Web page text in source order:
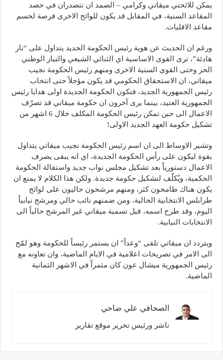
يمكن للائحتي ميقاتي وكرامي – الصمد ان تتصدران في حصد
المقاعد السنية، في المقابل قد يكون للوائح الاخرى فرصة لحسم
مقاعد الاقليات.
ورغم ان الحديث عن هوية رئيس الحكومة الجديد يتداول على “نار
هادئة”، ترى القوى الاساسية اي الثنائي الشيعي والتيار الوطني
الحر وحتى القوى السنية الاخرى ومنهم رئيس الحكومة نجيب
ميقاتي، ان الاستحقاق الحكومي قد يكون مؤجلاً حتى انتخاب
رئيس الجمهورية الجديد، فتكون الحكومة الجديدة اولى هدايا رئيس
الجمهورية العتيد، بينما يرى آخرون ان حكومة ميقاتي قد تصرّف
الاعمال الى حين تمكن رئيس الحكومة المكلف خلال 6 اشهر من
تشكيل حكومة العهد الجديد الاولى!
وتشير الاوساط الى ان اسم رئيس الحكومة نجيب ميقاتي يتداول
بقوة ليكون على رأس الحكومة الجديدة، اي انه يبقى يصرف
الاعمال دستورياً بعد تشكيل مجلس نواب جديد واستقالة الحكومة
الحكمية، ويُكلّف لتشكيل حكومة جديدة. ولكن هذا الكلام لا يمنع ان
يكون هناك طامحون كثر، ومنهم مرشحون حاليون على لوائح
طرابلس الانتخابية الحالية، ومن ضمنهم نائب حالي ومرشح نيابياً
اليوم، وقد طرح اسمه، قبل تسمية ميقاتي غير المرشح حالياً الى
الانتخابات النيابية.
ويتردد ان ميقاتي تلقى “وعداً” ان يستمر رئيساً للحكومة وهو لمّح
الى الامر في تصريحات اعلامية في الايام الماضية، وان تعاونه مع
رئيس الجمهورية ميشال عون كان مثمراً في الاشهر الثمانية
الماضية.
الصحافي علي ضاحي
ناشر ورئيس تحرير موقع تقارير